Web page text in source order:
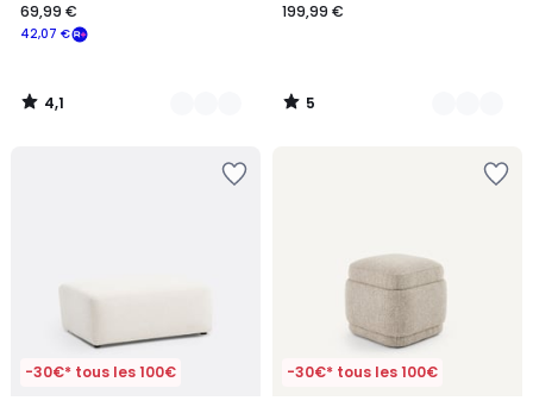
42,07 €
69,99 €
4,1
/
199,99 €
5
/
-30€* tous les 100€ -30€* tous les 100€